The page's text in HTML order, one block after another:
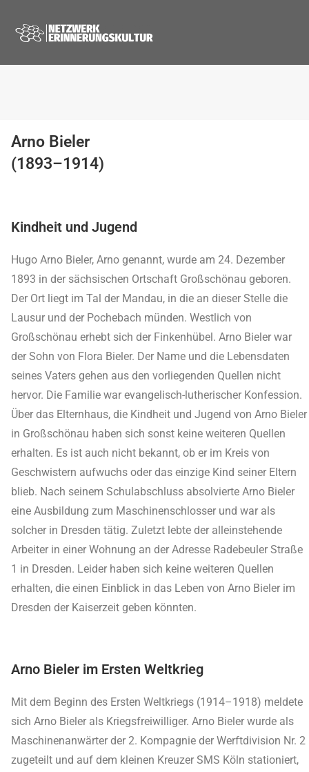
Arno Bieler
(1893–1914)
Kindheit und Jugend
Hugo Arno Bieler, Arno genannt, wurde am 24. Dezember
1893 in der sächsischen Ortschaft Großschönau geboren.
Der Ort liegt im Tal der Mandau, in die an dieser Stelle die
Lausur und der Pochebach münden. Westlich von
Großschönau erhebt sich der Finkenhübel. Arno Bieler war
der Sohn von Flora Bieler. Der Name und die Lebensdaten
seines Vaters gehen aus den vorliegenden Quellen nicht
hervor. Die Familie war evangelisch-lutherischer Konfession.
Über das Elternhaus, die Kindheit und Jugend von Arno Bieler
in Großschönau haben sich sonst keine weiteren Quellen
erhalten. Es ist auch nicht bekannt, ob er im Kreis von
Geschwistern aufwuchs oder das einzige Kind seiner Eltern
blieb. Nach seinem Schulabschluss absolvierte Arno Bieler
eine Ausbildung zum Maschinenschlosser und war als
solcher in Dresden tätig. Zuletzt lebte der alleinstehende
Arbeiter in einer Wohnung an der Adresse Radebeuler Straße
1 in Dresden. Leider haben sich keine weiteren Quellen
erhalten, die einen Einblick in das Leben von Arno Bieler im
Dresden der Kaiserzeit geben könnten.
Arno Bieler im Ersten Weltkrieg
Mit dem Beginn des Ersten Weltkriegs (1914–1918) meldete
sich Arno Bieler als Kriegsfreiwilliger. Arno Bieler wurde als
Maschinenanwärter der 2. Kompagnie der Werftdivision Nr. 2
zugeteilt und auf dem kleinen Kreuzer SMS Köln stationiert,